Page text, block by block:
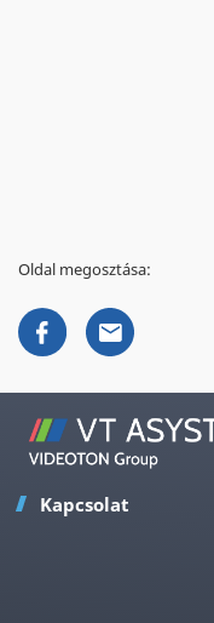
Oldal megosztása:
Kapcsolat